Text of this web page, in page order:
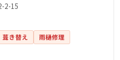
2-15
葺き替え
雨樋修理